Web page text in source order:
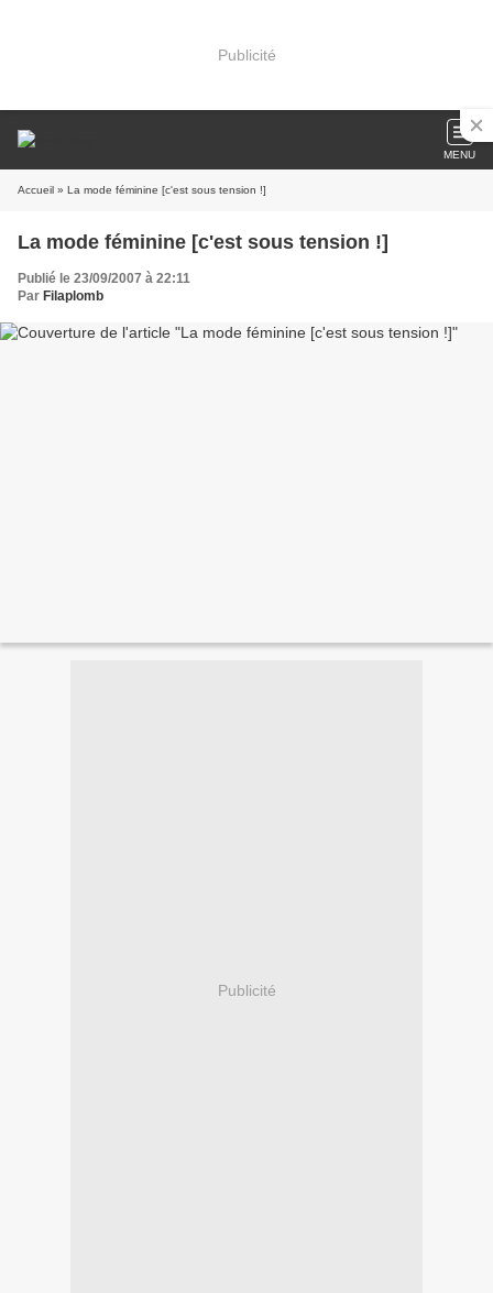
Publicité
MENU
Accueil » La mode féminine [c'est sous tension !]
La mode féminine [c'est sous tension !]
Publié le 23/09/2007 à 22:11
Par Filaplomb
Publicité